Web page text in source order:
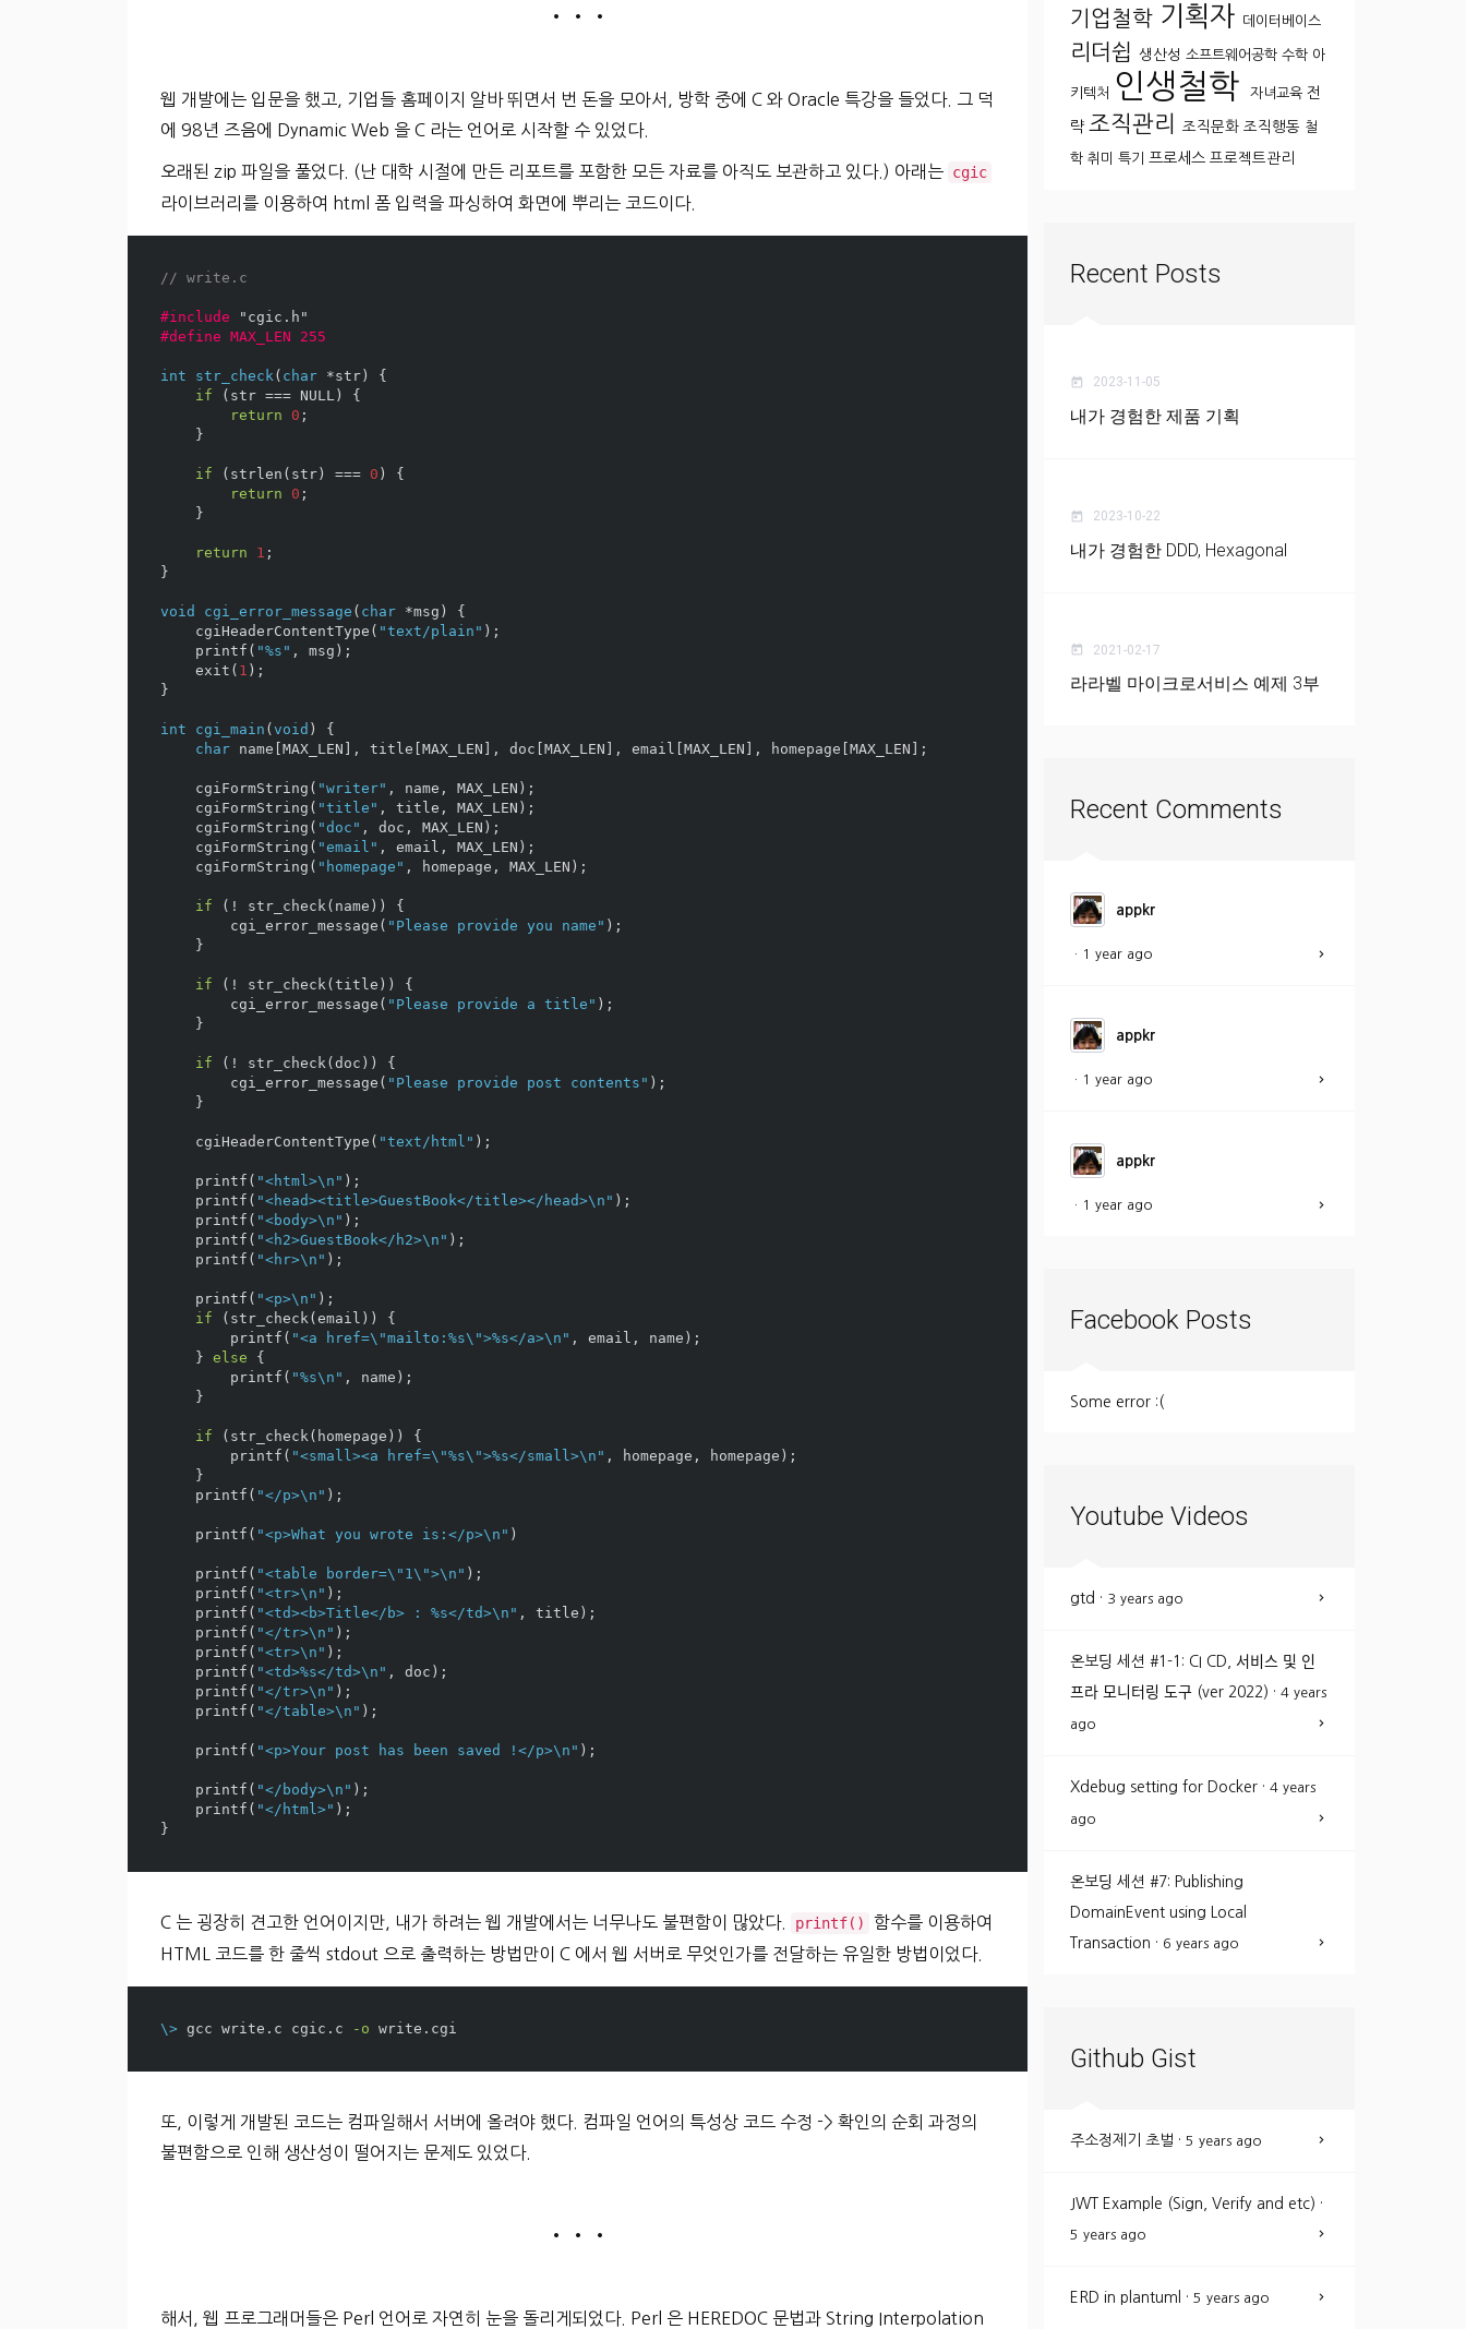
• • •
웹 개발에는 입문을 했고, 기업들 홈페이지 알바 뛰면서 번 돈을 모아서, 방학 중에 C 와 Oracle 특강을 들었다. 그 덕
에 98년 즈음에 Dynamic Web 을 C 라는 언어로 시작할 수 있었다.
오래된 zip 파일을 풀었다. (난 대학 시절에 만든 리포트를 포함한 모든 자료를 아직도 보관하고 있다.) 아래는 cgic
라이브러리를 이용하여 html 폼 입력을 파싱하여 화면에 뿌리는 코드이다.
// write.c
#include
"cgic.h"
int str_check ( char *str)
{
if
( str === NULL )
{
return 0 ;
}
if ( strlen ( str) === 0 )
{
return 0 ;
}
return 1 ;
}
void cgi_error_message ( char *msg )
{
cgiHeaderContentType ( "text/plain" );
printf ( "%s" , msg );
exit ( 1 );
}
int cgi_main (void )
{
char name [MAX_LEN ], title [MAX_LEN ], doc [MAX_LEN ], email [MAX_LEN ], homepage [MAX_LEN ];
cgiFormString ( "writer" , name , MAX_LEN );
cgiFormString ( "title" , title , MAX_LEN );
cgiFormString ( "doc" , doc , MAX_LEN );
cgiFormString ( "email" , email , MAX_LEN );
cgiFormString ( "homepage" , homepage , MAX_LEN );
if ( ! str_check ( name ))
{
cgi_error_message ( "Please provide you name" );
}
if ( ! str_check (title ))
{
cgi_error_message ( "Please provide a title" );
}
if ( ! str_check (doc ))
{
cgi_error_message ( "Please provide post contents" );
}
cgiHeaderContentType ( "text/html" );
printf ( "<html>\n " );
printf ( "<head><title>GuestBook</title></head>\n " );
printf ( "<body>\n " );
printf ( "<h2>GuestBook</h2>\n " );
printf ( "<hr>\n " );
printf ( "<p>\n " );
if
( str_check (email ))
{
printf ( "<a href=\"mailto:%s\">%s</a>\n " , email , name );
} else
{
printf ( "%s\n " , name );
}
if ( str_check ( homepage ))
{
printf ( "<small><a href=\"%s\">%s</small>\n " , homepage , homepage );
}
printf ( "</p>\n " );
printf ( "<p>What you wrote is:</p>\n " )
printf ( "<table border=\" 1 \">\n " );
printf ( "<tr>\n " );
printf ( "<td><b>Title</b> : %s</td>\n " , title );
printf ( "</tr>\n " );
printf ( "<tr>\n " );
printf ( "<td>%s</td>\n " , doc );
printf ( "</tr>\n " );
printf ( "</table>\n " );
printf ( "<p>Your post has been saved !</p>\n " );
printf ( "</body>\n " );
printf ( "</html>" );
}
C 는 굉장히 견고한 언어이지만, 내가 하려는 웹 개발에서는 너무나도 불편함이 많았다. printf()
함수를 이용하여
HTML 코드를 한 줄씩 stdout 으로 출력하는 방법만이 C 에서 웹 서버로 무엇인가를 전달하는 유일한 방법이었다.
\> gcc write.c cgic.c -o
또, 이렇게 개발된 코드는 컴파일해서 서버에 올려야 했다. 컴파일 언어의 특성상 코드 수정 -> 확인의 순회 과정의
불편함으로 인해 생산성이 떨어지는 문제도 있었다.
• • •
해서, 웹 프로그래머들은 Perl 언어로 자연히 눈을 돌리게되었다. Perl 은 HEREDOC 문법과 String Interpolation
기업철학 기획자 데이터베이스
리더쉽 생산성 소프트웨어공학 수학 아
키텍처 인생철학 자녀교육 전
략 조직관리 조직문화 조직행동 철
학 취미 특기 프로세스 프로젝트관리
Recent Posts
today 2023-11-05
내가 경험한 제품 기획
today 2023-10-22
내가 경험한 DDD, Hexagonal
today 2021-02-17
라라벨 마이크로서비스 예제 3부
Recent Comments
appkr
· 1 year ago
appkr
· 1 year ago
appkr
· 1 year ago
Facebook Posts
Some error :(
Youtube Videos
gtd · 3 years ago
온보딩 세션 #1-1: CI CD, 서비스 및 인
프라 모니터링 도구 (ver 2022) · 4 years
ago
Xdebug setting for Docker · 4 years
ago
온보딩 세션 #7: Publishing
DomainEvent using Local
Transaction · 6 years ago
Github Gist
주소정제기 초벌 · 5 years ago
JWT Example (Sign, Verify and etc) ·
5 years ago
ERD in plantuml · 5 years ago